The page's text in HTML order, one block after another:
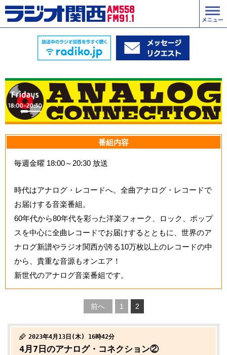
番組内容
毎週金曜 18:00～20:30 放送
時代はアナログ・レコードへ。全曲アナログ・レコードで
お届けする音楽番組。
60年代から80年代を彩った洋楽フォーク、ロック、ポップ
スを中心に全曲レコードでお届けするとともに、世界のア
ナログ新譜やラジオ関西が誇る10万枚以上のレコードの中
から、貴重な音源もオンエア！
新世代のアナログ音楽番組です。
前へ 1 2
2023年4月13日(木) 16時42分
4月7日のアナログ・コネクション②